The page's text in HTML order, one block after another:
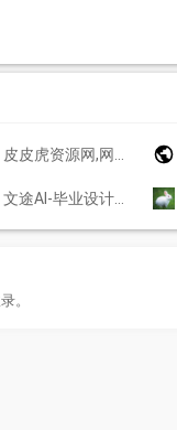
皮皮虎资源网,网站源码,源码,手游源码,传奇手游源码,游戏源码,手游一键端,战神引擎,幽冥传奇,白日门传奇,亲测源码,站长源码,源码网,源码站 ,站长亲测,详细视频配套,网站资源，网站技术，网站搭建
文途AI-毕业设计毕业论文开题报告在线AI写作平台原创文章在线生成工具
。